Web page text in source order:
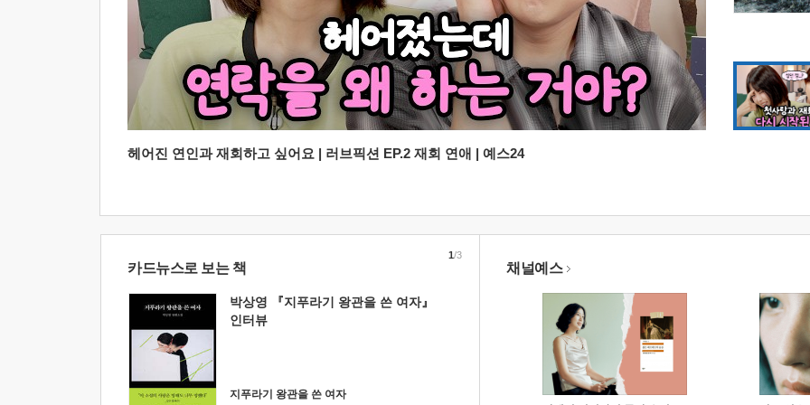
헤어진 연인과 재회하고 싶어요 | 러브픽션 EP.2 재회 연애 | 예스24
카드뉴스로 보는 책
박상영 『지푸라기 왕관을 쓴 여자』
인터뷰
지푸라기 왕관을 쓴 여자
1/3
채널예스